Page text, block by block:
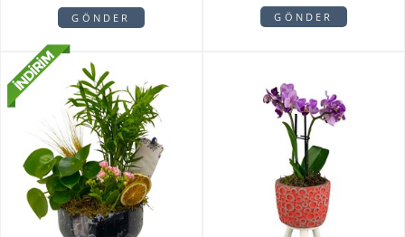
GÖNDER GÖNDER